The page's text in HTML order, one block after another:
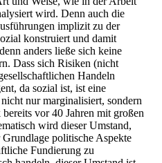
wird. Denn auch die
implizit zu der
konstruiert und damit
anders ließe sich keine
Dass sich Risiken (nicht
Handeln
da sozial ist, ist eine
nur marginalisiert, sondern
vor 40 Jahren mit großen
wird dieser Umstand,
politische Aspekte
Fundierung zu